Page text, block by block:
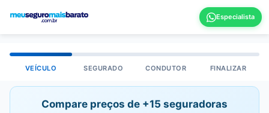
VEÍCULO SEGURADO CONDUTOR FINALIZAR
Compare preços de +15 seguradoras